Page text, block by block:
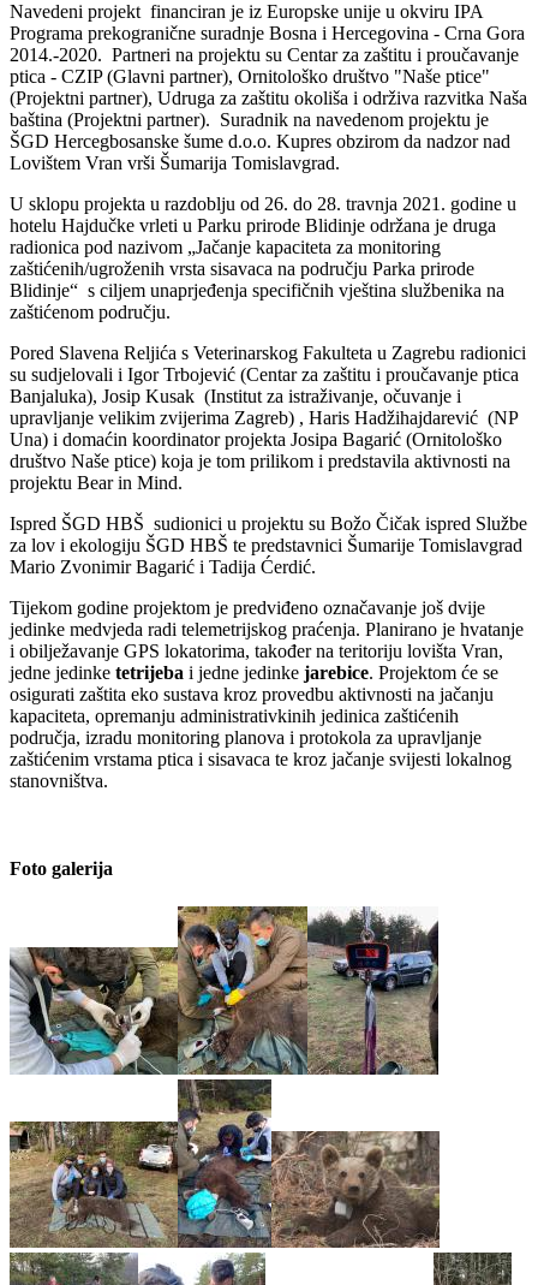
Navedeni projekt financiran je iz Europske unije u okviru IPA
Programa prekogranične suradnje Bosna i Hercegovina - Crna Gora
2014.-2020. Partneri na projektu su Centar za zaštitu i proučavanje
ptica - CZIP (Glavni partner), Ornitološko društvo "Naše ptice"
(Projektni partner), Udruga za zaštitu okoliša i održiva razvitka Naša
baština (Projektni partner). Suradnik na navedenom projektu je
ŠGD Hercegbosanske šume d.o.o. Kupres obzirom da nadzor nad
Lovištem Vran vrši Šumarija Tomislavgrad.
U sklopu projekta u razdoblju od 26. do 28. travnja 2021. godine u
hotelu Hajdučke vrleti u Parku prirode Blidinje održana je druga
radionica pod nazivom „Jačanje kapaciteta za monitoring
zaštićenih/ugroženih vrsta sisavaca na području Parka prirode
Blidinje“ s ciljem unaprjeđenja specifičnih vještina službenika na
zaštićenom području.
Pored Slavena Reljića s Veterinarskog Fakulteta u Zagrebu radionici
su sudjelovali i Igor Trbojević (Centar za zaštitu i proučavanje ptica
Banjaluka), Josip Kusak (Institut za istraživanje, očuvanje i
upravljanje velikim zvijerima Zagreb) , Haris Hadžihajdarević (NP
Una) i domaćin koordinator projekta Josipa Bagarić (Ornitološko
društvo Naše ptice) koja je tom prilikom i predstavila aktivnosti na
projektu Bear in Mind.
Ispred ŠGD HBŠ sudionici u projektu su Božo Čičak ispred Službe
za lov i ekologiju ŠGD HBŠ te predstavnici Šumarije Tomislavgrad
Mario Zvonimir Bagarić i Tadija Ćerdić.
Tijekom godine projektom je predviđeno označavanje još dvije
jedinke medvjeda radi telemetrijskog praćenja. Planirano je hvatanje
i obilježavanje GPS lokatorima, također na teritoriju lovišta Vran,
jedne jedinke tetrijeba i jedne jedinke jarebice. Projektom će se
osigurati zaštita eko sustava kroz provedbu aktivnosti na jačanju
kapaciteta, opremanju administrativkinih jedinica zaštićenih
područja, izradu monitoring planova i protokola za upravljanje
zaštićenim vrstama ptica i sisavaca te kroz jačanje svijesti lokalnog
stanovništva.
Foto galerija